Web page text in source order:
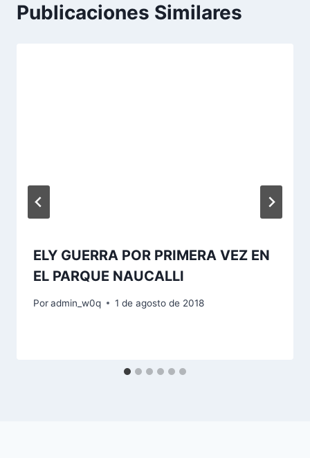
Publicaciones Similares
ELY GUERRA POR PRIMERA VEZ EN
EL PARQUE NAUCALLI
Poradmin_w0q 1 de agosto de 2018